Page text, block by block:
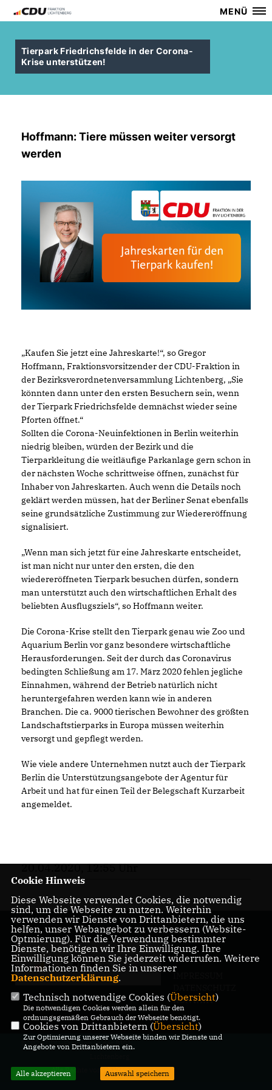
MENÜ
Tierpark Friedrichsfelde in der Corona-
Krise unterstützen!
Hoffmann: Tiere müssen weiter versorgt
werden
Kaufen Sie jetzt eine Jahreskarte!“, so Gregor
Hoffmann, Fraktionsvorsitzender der CDU-Fraktion in
der Bezirksverordnetenversammlung Lichtenberg, „Sie
könnten dann unter den ersten Besuchern sein, wenn
der Tierpark Friedrichsfelde demnächst wieder seine
Pforten öffnet.“
Sollten die Corona-Neuinfektionen in Berlin weiterhin
niedrig bleiben, würden der Bezirk und die
Tierparkleitung die weitläufige Parkanlage gern schon in
der nächsten Woche schrittweise öffnen, zunächst für
Inhaber von Jahreskarten. Auch wenn die Details noch
geklärt werden müssen, hat der Berliner Senat ebenfalls
seine grundsätzliche Zustimmung zur Wiedereröffnung
signalisiert.
Wenn man sich jetzt für eine Jahreskarte entscheidet,
ist man nicht nur unter den ersten, die den
wiedereröffneten Tierpark besuchen dürfen, sondern
man unterstützt auch den wirtschaftlichen Erhalt des
beliebten Ausflugsziels“, so Hoffmann weiter.
Die Corona-Krise stellt den Tierpark genau wie Zoo und
Aquarium Berlin vor ganz besondere wirtschaftliche
Herausforderungen. Seit der durch das Coronavirus
bedingten Schließung am 17. März 2020 fehlen jegliche
Einnahmen, während der Betrieb natürlich nicht
heruntergefahren werden kann wie in anderen
Branchen. Die ca. 9000 tierischen Bewohner des größten
Landschaftstierparks in Europa müssen weiterhin
versorgt und gepflegt werden.
Wie viele andere Unternehmen nutzt auch der Tierpark
Berlin die Unterstützungsangebote der Agentur für
Arbeit und hat für einen Teil der Belegschaft Kurzarbeit
angemeldet.
20.04.2020, 12:55 Uhr
KONTAKT
@2026 CDU-Fraktion in der BVV
Alle Rechte vorbehalten.
Cookie Hinweis
Diese Webseite verwendet Cookies, die notwendig
sind, um die Webseite zu nutzen. Weiterhin
verwenden wir Dienste von Drittanbietern, die uns
helfen, unser Webangebot zu verbessern (Website-
Optmierung). Für die Verwendung bestimmter
Dienste, benötigen wir Ihre Einwilligung. Ihre
Einwilligung können Sie jederzeit widerrufen. Weitere
Informationen finden Sie in unserer
Datenschutzerklärung.
Technisch notwendige Cookies (Übersicht)
Die notwendigen Cookies werden allein für den
ordnungsgemäßen Gebrauch der Webseite benötigt.
Cookies von Drittanbietern (Übersicht)
Zur Optimierung unserer Webseite binden wir Dienste und
Angebote von Drittanbietern ein.
Alle akzeptieren Auswahl speichern